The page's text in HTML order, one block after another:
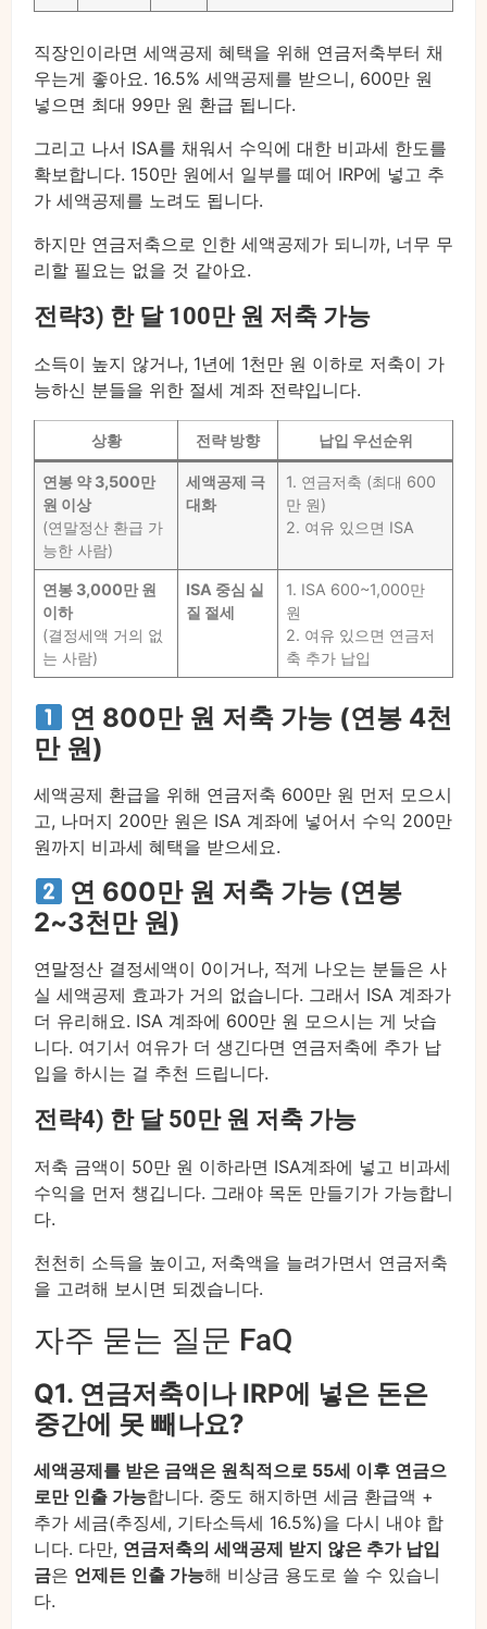
직장인이라면 세액공제 혜택을 위해 연금저축부터 채
우는게 좋아요. 16.5% 세액공제를 받으니, 600만 원
넣으면 최대 99만 원 환급 됩니다.
그리고 나서 ISA를 채워서 수익에 대한 비과세 한도를
확보합니다. 150만 원에서 일부를 떼어 IRP에 넣고 추
가 세액공제를 노려도 됩니다.
하지만 연금저축으로 인한 세액공제가 되니까, 너무 무
리할 필요는 없을 것 같아요.
전략3) 한 달 100만 원 저축 가능
소득이 높지 않거나, 1년에 1천만 원 이하로 저축이 가
능하신 분들을 위한 절세 계좌 전략입니다.
상황 전략 방향 납입 우선순위
연봉 약 3,500만
원 이상
(연말정산 환급 가
능한 사람)
세액공제 극
대화
1. 연금저축 (최대 600
만 원)
2. 여유 있으면 ISA
연봉 3,000만 원
이하
(결정세액 거의 없
는 사람)
ISA 중심 실
질 절세
1. ISA 600~1,000만
원
2. 여유 있으면 연금저
축 추가 납입
연 800만 원 저축 가능 (연봉 4천
만 원)
세액공제 환급을 위해 연금저축 600만 원 먼저 모으시
고, 나머지 200만 원은 ISA 계좌에 넣어서 수익 200만
원까지 비과세 혜택을 받으세요.
연 600만 원 저축 가능 (연봉
2~3천만 원)
연말정산 결정세액이 0이거나, 적게 나오는 분들은 사
실 세액공제 효과가 거의 없습니다. 그래서 ISA 계좌가
더 유리해요. ISA 계좌에 600만 원 모으시는 게 낫습
니다. 여기서 여유가 더 생긴다면 연금저축에 추가 납
입을 하시는 걸 추천 드립니다.
전략4) 한 달 50만 원 저축 가능
저축 금액이 50만 원 이하라면 ISA계좌에 넣고 비과세
수익을 먼저 챙깁니다. 그래야 목돈 만들기가 가능합니
다.
천천히 소득을 높이고, 저축액을 늘려가면서 연금저축
을 고려해 보시면 되겠습니다.
자주 묻는 질문 FaQ
Q1. 연금저축이나 IRP에 넣은 돈은
중간에 못 빼나요?
세액공제를 받은 금액은 원칙적으로 55세 이후 연금으
로만 인출 가능합니다. 중도 해지하면 세금 환급액 +
추가 세금(추징세, 기타소득세 16.5%)을 다시 내야 합
니다. 다만, 연금저축의 세액공제 받지 않은 추가 납입
금은 언제든 인출 가능해 비상금 용도로 쓸 수 있습니
다.